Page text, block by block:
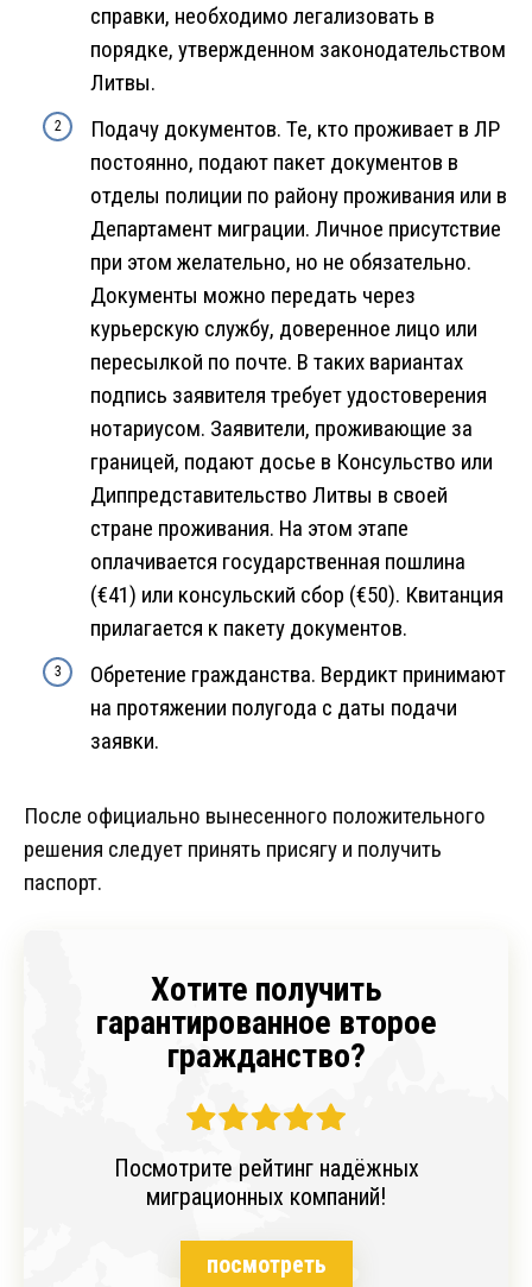
справки, необходимо легализовать в
порядке, утвержденном законодательством
Литвы.
Подачу документов. Те, кто проживает в ЛР
постоянно, подают пакет документов в
отделы полиции по району проживания или в
Департамент миграции. Личное присутствие
при этом желательно, но не обязательно.
Документы можно передать через
курьерскую службу, доверенное лицо или
пересылкой по почте. В таких вариантах
подпись заявителя требует удостоверения
нотариусом. Заявители, проживающие за
границей, подают досье в Консульство или
Диппредставительство Литвы в своей
стране проживания. На этом этапе
оплачивается государственная пошлина
(€41) или консульский сбор (€50). Квитанция
прилагается к пакету документов.
Обретение гражданства. Вердикт принимают
на протяжении полугода с даты подачи
заявки.
После официально вынесенного положительного
решения следует принять присягу и получить
паспорт.
Хотите получить
гарантированное второе
гражданство?
Посмотрите рейтинг надёжных
миграционных компаний!
посмотреть